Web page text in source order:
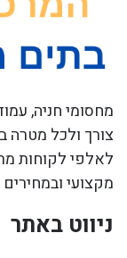
מחסומי חניה,
צורך ולכל מטרה
לאלפי לקוחות
מקצועי
ניווט באתר